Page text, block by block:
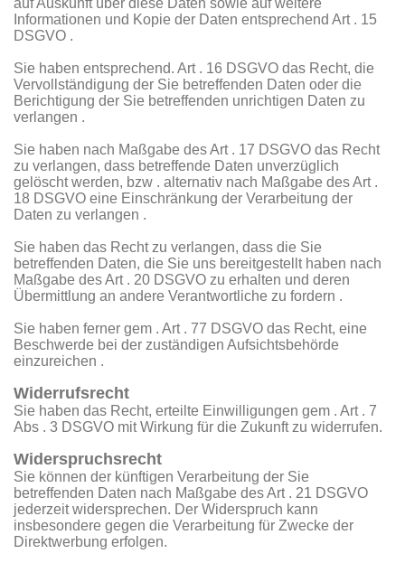
Informationen und Kopie der Daten entsprechend Art . 15
DSGVO .
Sie haben entsprechend. Art . 16 DSGVO das Recht, die
Vervollständigung der Sie betreffenden Daten oder die
Berichtigung der Sie betreffenden unrichtigen Daten zu
verlangen .
Sie haben nach Maßgabe des Art . 17 DSGVO das Recht
zu verlangen, dass betreffende Daten unverzüglich
gelöscht werden, bzw . alternativ nach Maßgabe des Art .
18 DSGVO eine Einschränkung der Verarbeitung der
Daten zu verlangen .
Sie haben das Recht zu verlangen, dass die Sie
betreffenden Daten, die Sie uns bereitgestellt haben nach
Maßgabe des Art . 20 DSGVO zu erhalten und deren
Übermittlung an andere Verantwortliche zu fordern .
Sie haben ferner gem . Art . 77 DSGVO das Recht, eine
Beschwerde bei der zuständigen Aufsichtsbehörde
einzureichen .
Widerrufsrecht
Sie haben das Recht, erteilte Einwilligungen gem . Art . 7
Abs . 3 DSGVO mit Wirkung für die Zukunft zu widerrufen.
Widerspruchsrecht
Sie können der künftigen Verarbeitung der Sie
betreffenden Daten nach Maßgabe des Art . 21 DSGVO
jederzeit widersprechen. Der Widerspruch kann
insbesondere gegen die Verarbeitung für Zwecke der
Direktwerbung erfolgen.